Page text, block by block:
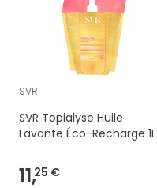
SVR
SVR Topialyse Huile
Lavante Éco-Recharge 1L
11,25 €